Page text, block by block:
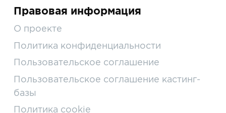
Правовая информация
О проекте
Политика конфиденциальности
Пользовательское соглашение
Пользовательское соглашение кастинг-
базы
Политика cookie